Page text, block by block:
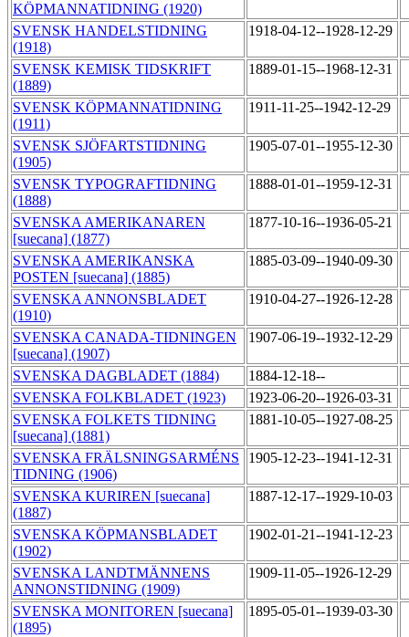
KÖPMANNATIDNING (1920)
SVENSK HANDELSTIDNING
(1918)
1918-04-12--1928-12-29
SVENSK KEMISK TIDSKRIFT
(1889)
1889-01-15--1968-12-31
SVENSK KÖPMANNATIDNING
(1911)
1911-11-25--1942-12-29
SVENSK SJÖFARTSTIDNING
(1905)
1905-07-01--1955-12-30
SVENSK TYPOGRAFTIDNING
(1888)
1888-01-01--1959-12-31
SVENSKA AMERIKANAREN
[suecana] (1877)
1877-10-16--1936-05-21
SVENSKA AMERIKANSKA
POSTEN [suecana] (1885)
1885-03-09--1940-09-30
SVENSKA ANNONSBLADET
(1910)
1910-04-27--1926-12-28
SVENSKA CANADA-TIDNINGEN
[suecana] (1907)
1907-06-19--1932-12-29
SVENSKA DAGBLADET (1884)
1884-12-18--
SVENSKA FOLKBLADET (1923)
1923-06-20--1926-03-31
SVENSKA FOLKETS TIDNING
[suecana] (1881)
1881-10-05--1927-08-25
SVENSKA FRÄLSNINGSARMÉNS
TIDNING (1906)
1905-12-23--1941-12-31
SVENSKA KURIREN [suecana]
(1887)
1887-12-17--1929-10-03
SVENSKA KÖPMANSBLADET
(1902)
1902-01-21--1941-12-23
SVENSKA LANDTMÄNNENS
ANNONSTIDNING (1909)
1909-11-05--1926-12-29
SVENSKA MONITOREN [suecana]
(1895)
1895-05-01--1939-03-30